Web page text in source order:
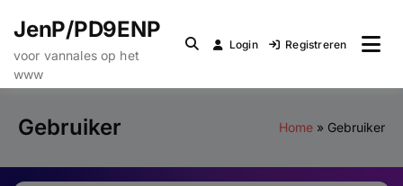
naar
de
inhoud
JenP/PD9ENP
voor vannales op het
www
Login Registreren
Gebruiker Home Gebruiker